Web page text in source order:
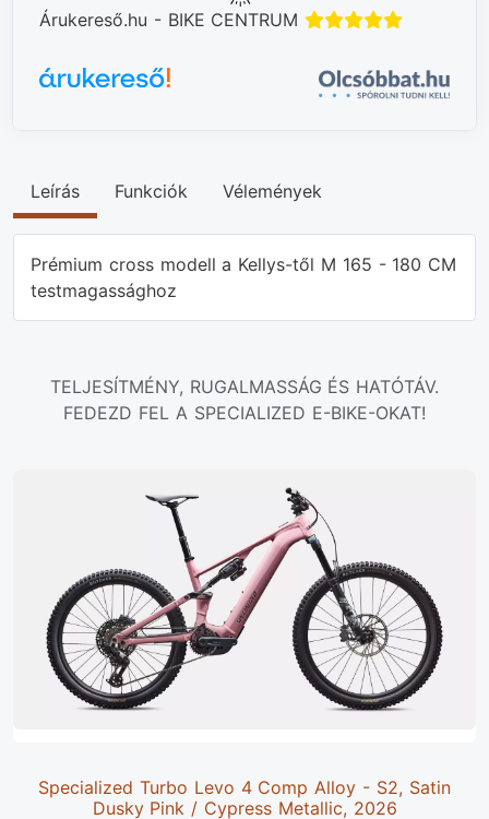
Árukereső.hu - BIKE CENTRUM
Leírás Funkciók Vélemények
Prémium cross modell a Kellys-től M 165 - 180 CM
testmagassághoz
TELJESÍTMÉNY, RUGALMASSÁG ÉS HATÓTÁV.
FEDEZD FEL A SPECIALIZED E-BIKE-OKAT!
Specialized Turbo Levo 4 Comp Alloy - S2, Satin
Dusky Pink / Cypress Metallic, 2026